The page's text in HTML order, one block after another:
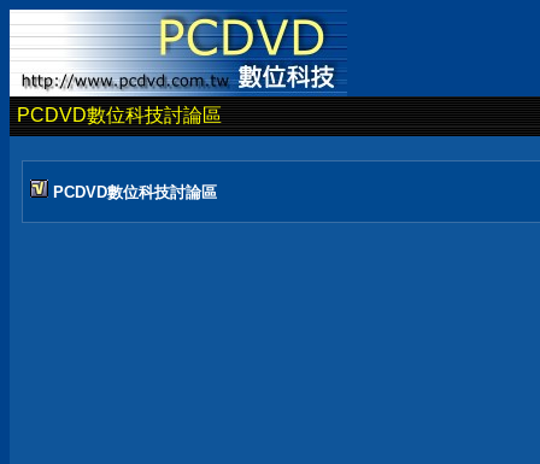
PCDVD數位科技討論區
PCDVD數位科技討論區